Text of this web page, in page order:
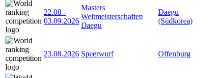
22.08 -
03.09.2026
Masters
Weltmeisterschaften
Daegu
Daegu
(Südkorea)
23.08.2026 Speerwurf Offenburg